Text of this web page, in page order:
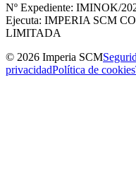
Nº Expediente: IMINOK/
Ejecuta: IMPERIA SCM
LIMITADA
© 2026 Imperia SCM
privacidadPolítica de cookies